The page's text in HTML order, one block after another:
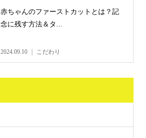
赤ちゃんのファーストカットとは？記
念に残す方法＆タ...
2024.09.10 こだわり